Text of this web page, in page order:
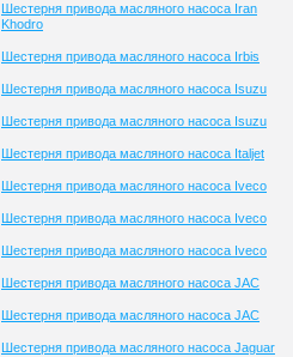
Шестерня привода масляного насоса Iran
Khodro
Шестерня привода масляного насоса Irbis
Шестерня привода масляного насоса Isuzu
Шестерня привода масляного насоса Isuzu
Шестерня привода масляного насоса Italjet
Шестерня привода масляного насоса Iveco
Шестерня привода масляного насоса Iveco
Шестерня привода масляного насоса Iveco
Шестерня привода масляного насоса JAC
Шестерня привода масляного насоса JAC
Шестерня привода масляного насоса Jaguar